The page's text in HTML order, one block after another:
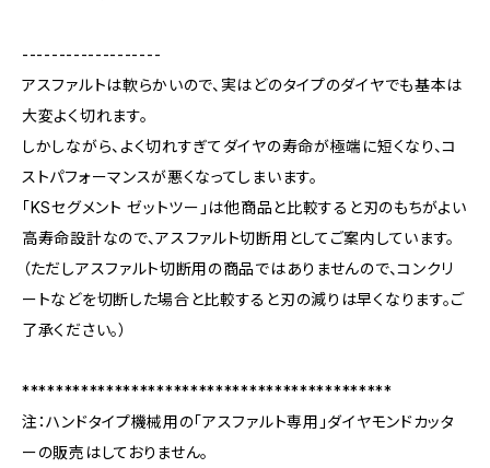
-------------------
アスファルトは軟らかいので、実はどのタイプのダイヤでも基本は
大変よく切れます。
しかしながら、よく切れすぎてダイヤの寿命が極端に短くなり、コ
ストパフォーマンスが悪くなってしまいます。
「KSセグメント ゼットツー」は他商品と比較すると刃のもちがよい
高寿命設計なので、アスファルト切断用としてご案内しています。
（ただしアスファルト切断用の商品ではありませんので、コンクリ
ートなどを切断した場合と比較すると刃の減りは早くなります。ご
了承ください。）
********************************************
注：ハンドタイプ機械用の「アスファルト専用」ダイヤモンドカッタ
ーの販売はしておりません。